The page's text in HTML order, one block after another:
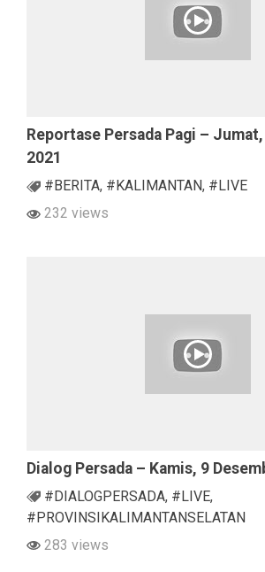
Reportase Persada Pagi –
2021
#BERITA, #KALIMANTAN, #LIVE
232 views
Dialog Persada – Kamis, 9
#DIALOGPERSADA, #LIVE,
#PROVINSIKALIMANTANSELATAN
283 views